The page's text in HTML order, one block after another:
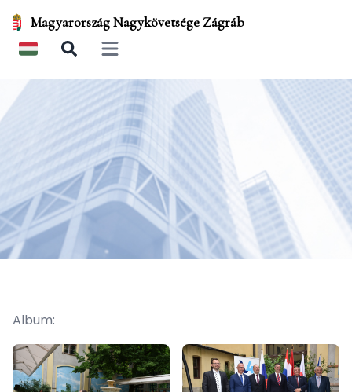
Magyarország Nagykövetsége Zágráb
Open main menu
Album: